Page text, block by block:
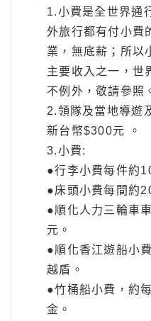
1.小費是全世界通
外旅行都有付小費
業，無底薪；所以
主要收入之一，世
不例外，敬請參照
2.領隊及當地導遊
新台幣$300元 。
3.小費:
●行李小費每件約
●床頭小費每間約
●順化人力三輪車
元。
●順化香江遊船小
越盾。
●竹桶船小費，約
金。